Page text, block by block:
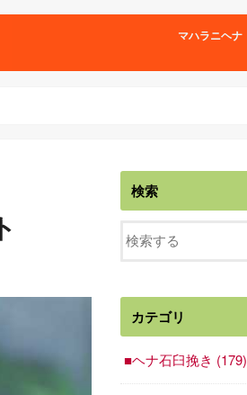
マハラニヘナ
検索
カテゴリ
■ヘナ石臼挽き (179)